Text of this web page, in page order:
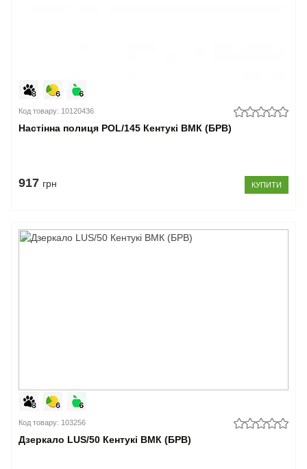
Код товару: 10120436
Настінна полиця POL/145 Кентукі ВМК (БРВ)
917 грн КУПИТИ
Код товару: 103256
Дзеркало LUS/50 Кентукі ВМК (БРВ)